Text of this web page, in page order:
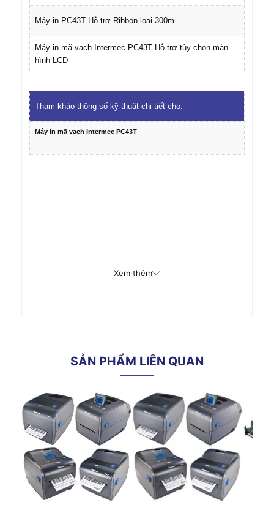
Máy in PC43T Hỗ trợ Ribbon loại 300m
Máy in mã vạch Intermec PC43T Hỗ trợ tùy chọn màn
hình LCD
Tham khảo thông số kỹ thuật chi tiết cho:
Máy in mã vạch Intermec PC43T
Xem thêm
SẢN PHẨM LIÊN QUAN